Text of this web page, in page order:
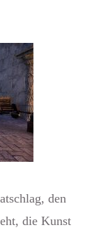
den
die Kunst